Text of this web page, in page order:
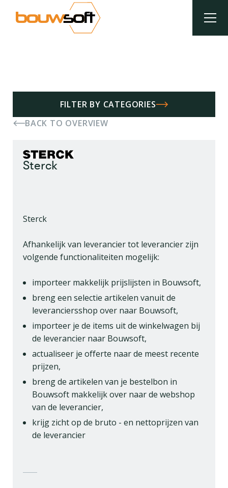
FILTER BY CATEGORIES
BACK TO OVERVIEW
Sterck
Sterck
Afhankelijk van leverancier tot leverancier zijn
volgende functionaliteiten mogelijk:
importeer makkelijk prijslijsten in Bouwsoft,
breng een selectie artikelen vanuit de
leveranciersshop over naar Bouwsoft,
importeer je de items uit de winkelwagen bij
de leverancier naar Bouwsoft,
actualiseer je offerte naar de meest recente
prijzen,
breng de artikelen van je bestelbon in
Bouwsoft makkelijk over naar de webshop
van de leverancier,
krijg zicht op de bruto - en nettoprijzen van
de leverancier